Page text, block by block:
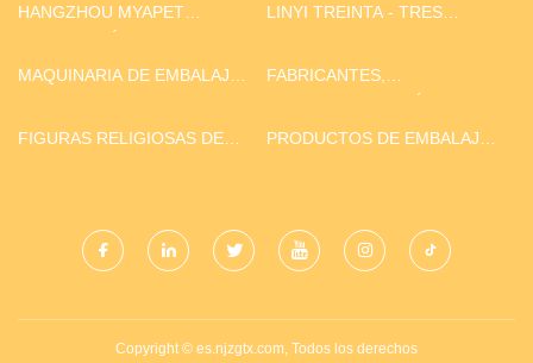
HANGZHOU MYAPET
LINYI TREINTA - TRES
LIMITADO.
MAQUINARIA DE EMBALAJE
WEILONG
FABRICANTES,
RELOJES DESPERTADORES
PARLANTES - CHAOWEI
FIGURAS RELIGIOSAS DE
PRODUCTOS DE EMBALAJE
Copyright © es.njzgtx.com, Todos los derechos